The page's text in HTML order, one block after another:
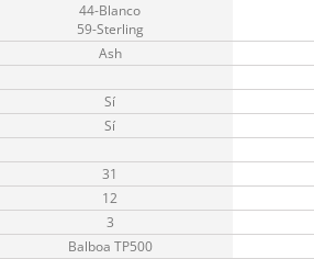
44-Blanco
59-Sterling
Ash
Sí
Sí
31
12
3
Balboa TP500